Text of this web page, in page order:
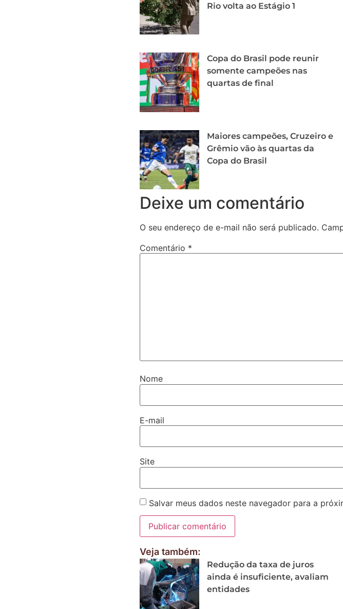
Rio volta ao Estágio 1
Copa do Brasil pode reunir
somente campeões nas
quartas de final
Maiores campeões, Cruzeiro e
Grêmio vão às quartas da
Copa do Brasil
Deixe um comentário
O seu endereço de e-mail não será publicado.
Comentário *
Nome
E-mail
Site
Salvar meus dados neste navegador para a
Veja também:
Redução da taxa de juros
ainda é insuficiente, avaliam
entidades